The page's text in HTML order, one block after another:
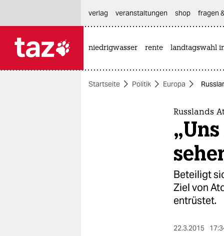
themen
verlag
veranstaltungen shop fragen
niedrigwasser rente landtagswahl
Startseite Politik Europa
Russlands
Beteiligt
Ziel von
entrüstet.
22.3.2015